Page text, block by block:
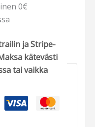
0€
ja Stripe-
kätevästi
tai vaikka